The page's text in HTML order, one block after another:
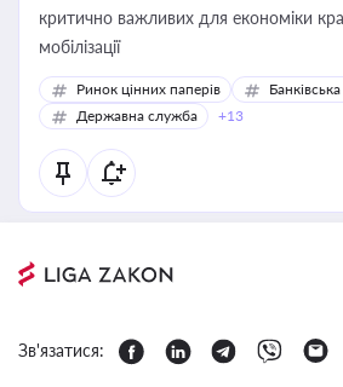
критично важливих для економіки
мобілізації
Ринок цінних паперів
Державна служба
+13
Зв'язатися: